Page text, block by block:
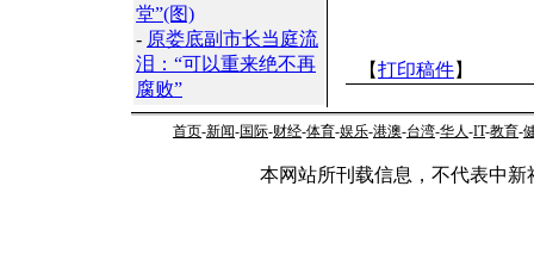
堂”(图)
- 原娄底副市长当庭流
泪：“可以重来绝不再
腐败”
【打印稿件】
首页-新闻-国际-财经-体育-娱乐-港澳-台湾-华人-IT-教育-
本网站所刊载信息，不代表中